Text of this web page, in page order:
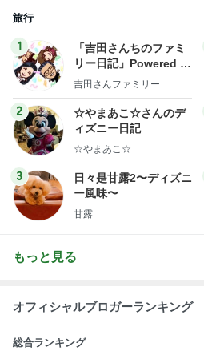
旅行
1
「吉田さんちのファミ
リー日記」Powered b
y Ameba 吉田さんファ
ミリーオフィシャルブ
ログ
吉田さんファミリー
2
☆やまあこ☆さんのデ
ィズニー日記
☆やまあこ☆
3
日々是甘露2〜ディズニ
ー風味〜
甘露
もっと見る
オフィシャルブロガーランキング
総合ランキング